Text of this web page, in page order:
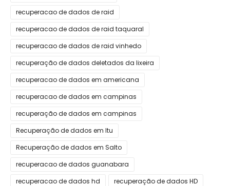
recuperacao de dados de raid
recuperacao de dados de raid taquaral
recuperacao de dados de raid vinhedo
recuperação de dados deletados da lixeira
recuperacao de dados em americana
recuperacao de dados em campinas
recuperação de dados em campinas
Recuperação de dados em Itu
Recuperação de dados em Salto
recuperacao de dados guanabara
recuperacao de dados hd
recuperação de dados HD